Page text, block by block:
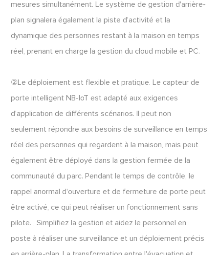
mesures simultanément. Le système de gestion d'arrière-
plan signalera également la piste d'activité et la
dynamique des personnes restant à la maison en temps
réel, prenant en charge la gestion du cloud mobile et PC.
②Le déploiement est flexible et pratique. Le capteur de
porte intelligent NB-IoT est adapté aux exigences
d'application de différents scénarios. Il peut non
seulement répondre aux besoins de surveillance en temps
réel des personnes qui regardent à la maison, mais peut
également être déployé dans la gestion fermée de la
communauté du parc. Pendant le temps de contrôle, le
rappel anormal d'ouverture et de fermeture de porte peut
être activé, ce qui peut réaliser un fonctionnement sans
pilote. , Simplifiez la gestion et aidez le personnel en
poste à réaliser une surveillance et un déploiement précis